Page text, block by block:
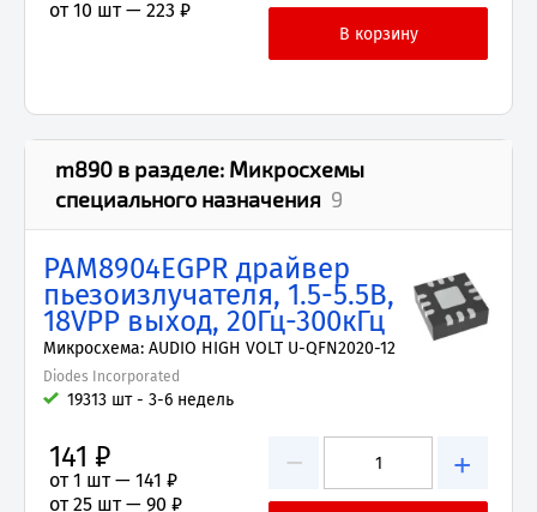
от 10 шт — 223 ₽
m890 в разделе: Микросхемы
специального назначения 9
PAM8904EGPR драйвер
пьезоизлучателя, 1.5-5.5В,
18VPP выход, 20Гц-300кГц
Микросхема: AUDIO HIGH VOLT U-QFN2020-12
Diodes Incorporated
19313 шт - 3-6 недель
− +
141 ₽
от 1 шт — 141 ₽
от 25 шт — 90 ₽